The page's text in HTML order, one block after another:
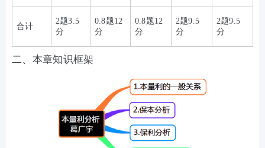
合计
2题3.5
分
0.8题12
分
0.8题12
分
2题9.5
分
2题9.5
分
二、本章知识框架